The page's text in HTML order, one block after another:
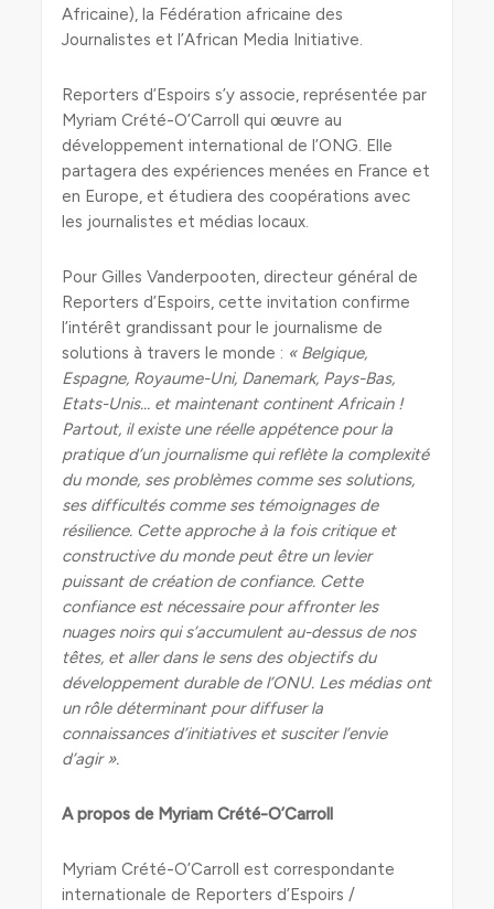
Africaine), la Fédération africaine des
Journalistes et l’African Media Initiative.
Reporters d’Espoirs s’y associe, représentée par
Myriam Crété-O’Carroll qui œuvre au
développement international de l’ONG. Elle
partagera des expériences menées en France et
en Europe, et étudiera des coopérations avec
les journalistes et médias locaux.
Pour Gilles Vanderpooten, directeur général de
Reporters d’Espoirs, cette invitation confirme
l’intérêt grandissant pour le journalisme de
solutions à travers le monde : « Belgique,
Espagne, Royaume-Uni, Danemark, Pays-Bas,
Etats-Unis… et maintenant continent Africain !
Partout, il existe une réelle appétence pour la
pratique d’un journalisme qui reflète la complexité
du monde, ses problèmes comme ses solutions,
ses difficultés comme ses témoignages de
résilience. Cette approche à la fois critique et
constructive du monde peut être un levier
puissant de création de confiance. Cette
confiance est nécessaire pour affronter les
nuages noirs qui s’accumulent au-dessus de nos
têtes, et aller dans le sens des objectifs du
développement durable de l’ONU. Les médias ont
un rôle déterminant pour diffuser la
connaissances d’initiatives et susciter l’envie
d’agir ».
A propos de Myriam Crété-O’Carroll
Myriam Crété-O’Carroll est correspondante
internationale de Reporters d’Espoirs /